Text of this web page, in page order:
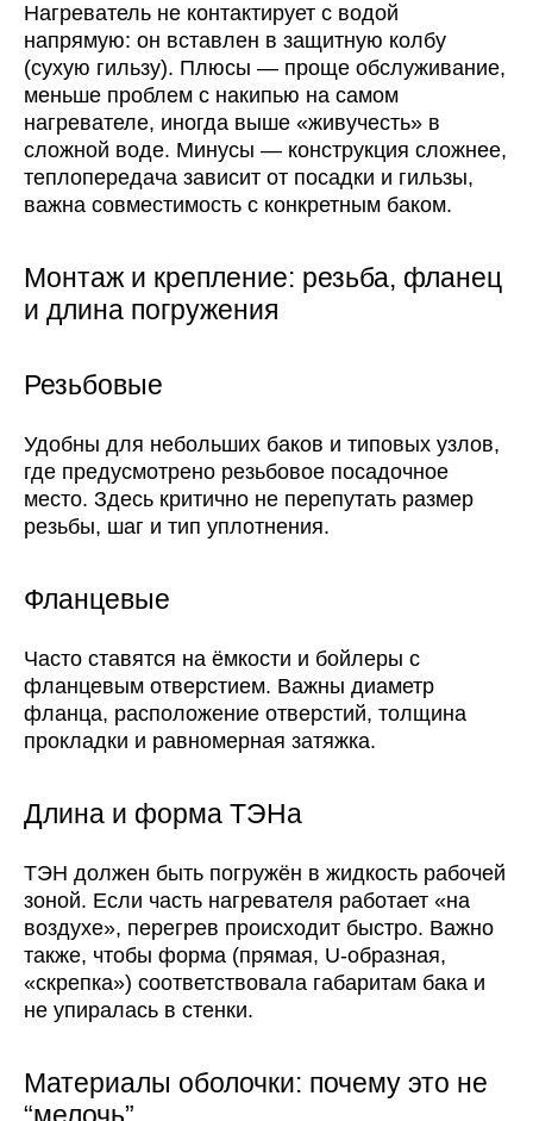
Нагреватель не контактирует с водой
напрямую: он вставлен в защитную колбу
(сухую гильзу). Плюсы — проще обслуживание,
меньше проблем с накипью на самом
нагревателе, иногда выше «живучесть» в
сложной воде. Минусы — конструкция сложнее,
теплопередача зависит от посадки и гильзы,
важна совместимость с конкретным баком.
Монтаж и крепление: резьба, фланец
и длина погружения
Резьбовые
Удобны для небольших баков и типовых узлов,
где предусмотрено резьбовое посадочное
место. Здесь критично не перепутать размер
резьбы, шаг и тип уплотнения.
Фланцевые
Часто ставятся на ёмкости и бойлеры с
фланцевым отверстием. Важны диаметр
фланца, расположение отверстий, толщина
прокладки и равномерная затяжка.
Длина и форма ТЭНа
ТЭН должен быть погружён в жидкость рабочей
зоной. Если часть нагревателя работает «на
воздухе», перегрев происходит быстро. Важно
также, чтобы форма (прямая, U-образная,
«скрепка») соответствовала габаритам бака и
не упиралась в стенки.
Материалы оболочки: почему это не